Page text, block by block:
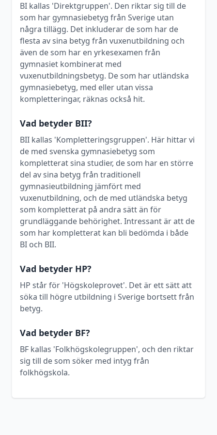
BI kallas 'Direktgruppen'. Den riktar sig till de
som har gymnasiebetyg från Sverige utan
några tillägg. Det inkluderar de som har de
flesta av sina betyg från vuxenutbildning och
även de som har en yrkesexamen från
gymnasiet kombinerat med
vuxenutbildningsbetyg. De som har utländska
gymnasiebetyg, med eller utan vissa
kompletteringar, räknas också hit.
Vad betyder BII?
BII kallas 'Kompletteringsgruppen'. Här hittar vi
de med svenska gymnasiebetyg som
kompletterat sina studier, de som har en större
del av sina betyg från traditionell
gymnasieutbildning jämfört med
vuxenutbildning, och de med utländska betyg
som kompletterat på andra sätt än för
grundläggande behörighet. Intressant är att de
som har kompletterat kan bli bedömda i både
BI och BII.
Vad betyder HP?
HP står för 'Högskoleprovet'. Det är ett sätt att
söka till högre utbildning i Sverige bortsett från
betyg.
Vad betyder BF?
BF kallas 'Folkhögskolegruppen', och den riktar
sig till de som söker med intyg från
folkhögskola.